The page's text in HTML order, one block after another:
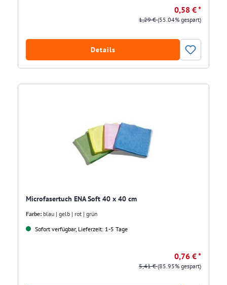
0,58 € *
1,29 €(55.04% gespart)
Details
Microfasertuch ENA Soft 40 x 40 cm
Farbe: blau | gelb | rot | grün
Sofort verfügbar, Lieferzeit: 1-5 Tage
0,76 € *
5,41 €(85.95% gespart)